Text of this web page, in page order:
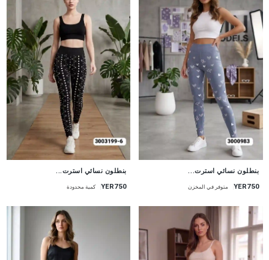
بنطلون نسائي استرت...
YER750 متوفر في المخزن
بنطلون نسائي استرت...
YER750 كمية محدودة